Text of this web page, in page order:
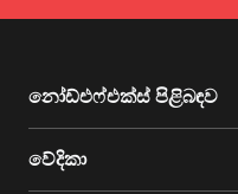
නෝඩ්එෆ්එක්ස් පිළිබඳව
වේදිකා